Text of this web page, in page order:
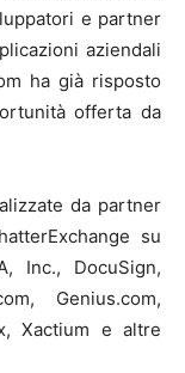
e partner
aziendali
ha già risposto
offerta da
da partner
su
Inc., DocuSign,
Genius.com,
Xactium e altre